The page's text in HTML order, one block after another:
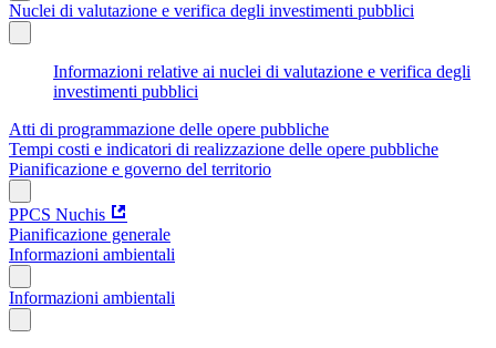
Nuclei di valutazione e verifica degli investimenti pubblici
Informazioni relative ai nuclei di valutazione e verifica degli
investimenti pubblici
Atti di programmazione delle opere pubbliche
Tempi costi e indicatori di realizzazione delle opere pubbliche
Pianificazione e governo del territorio
PPCS Nuchis
Pianificazione generale
Informazioni ambientali
Informazioni ambientali